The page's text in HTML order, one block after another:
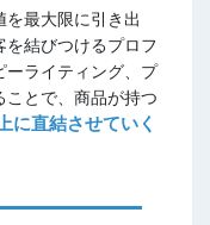
最大限に引き出
を結びつけるプロフ
ーライティング、プ
ことで、商品が持つ
に直結させていく